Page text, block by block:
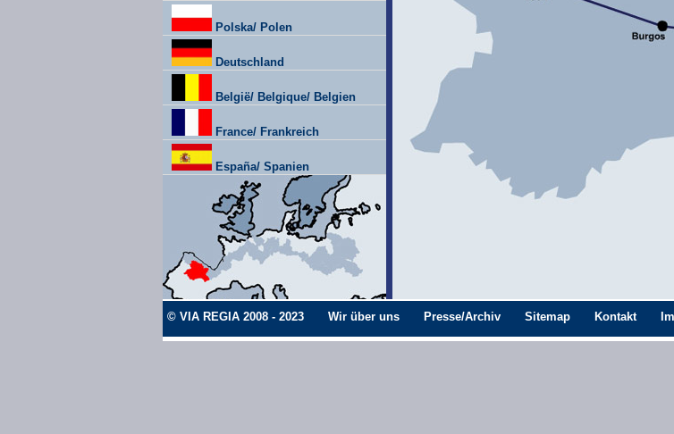
Polska/ Polen
Deutschland
België/ Belgique/ Belgien
France/ Frankreich
España/ Spanien
© VIA REGIA 2008 - 2023 Wir über uns Presse/Archiv Sitemap Kontakt